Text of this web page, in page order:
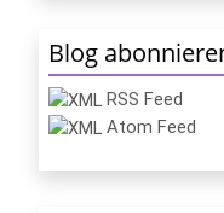
Blog
RSS Feed
Atom Feed